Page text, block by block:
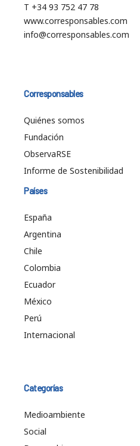
T +34 93 752 47 78
www.corresponsables.com
info@corresponsables.com
Corresponsables
Quiénes somos
Fundación
ObservaRSE
Informe de Sostenibilidad
Países
España
Argentina
Chile
Colombia
Ecuador
México
Perú
Internacional
Categorías
Medioambiente
Social